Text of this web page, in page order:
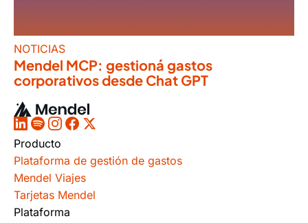
NOTICIAS
Mendel MCP: gestioná gastos
corporativos desde Chat GPT
Producto
Plataforma de gestión de gastos
Mendel Viajes
Tarjetas Mendel
Plataforma